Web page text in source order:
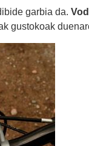
garbia da.
gustokoak